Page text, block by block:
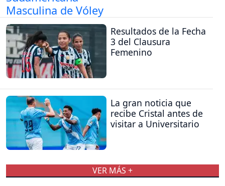
Resultados de la Fecha
3 del Clausura
Femenino
La gran noticia que
recibe Cristal antes de
visitar a Universitario
VER MÁS +